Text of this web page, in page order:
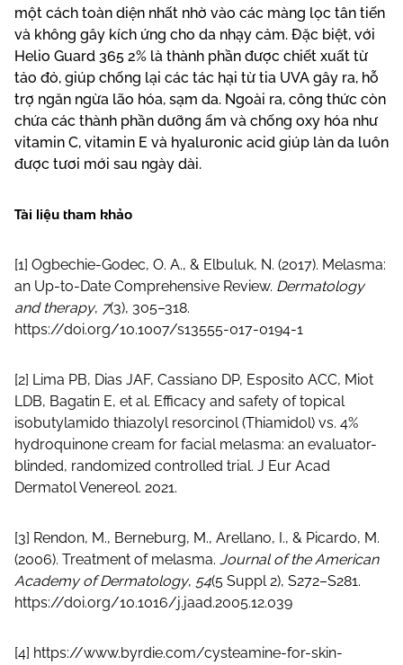
một cách toàn diện nhất nhờ vào các màng lọc tân tiến
và không gây kích ứng cho da nhạy cảm. Đặc biệt, với
Helio Guard 365 2% là thành phần được chiết xuất từ
tảo đỏ, giúp chống lại các tác hại từ tia UVA gây ra, hỗ
trợ ngăn ngừa lão hóa, sạm da. Ngoài ra, công thức còn
chứa các thành phần dưỡng ẩm và chống oxy hóa như
vitamin C, vitamin E và hyaluronic acid giúp làn da luôn
được tươi mới sau ngày dài.
Tài liệu tham khảo
[1] Ogbechie-Godec, O. A., & Elbuluk, N. (2017). Melasma:
an Up-to-Date Comprehensive Review. Dermatology
and therapy, 7(3), 305–318.
https://doi.org/10.1007/s13555-017-0194-1
[2] Lima PB, Dias JAF, Cassiano DP, Esposito ACC, Miot
LDB, Bagatin E, et al. Efficacy and safety of topical
isobutylamido thiazolyl resorcinol (Thiamidol) vs. 4%
hydroquinone cream for facial melasma: an evaluator-
blinded, randomized controlled trial. J Eur Acad
Dermatol Venereol. 2021.
[3] Rendon, M., Berneburg, M., Arellano, I., & Picardo, M.
(2006). Treatment of melasma. Journal of the American
Academy of Dermatology, 54(5 Suppl 2), S272–S281.
https://doi.org/10.1016/j.jaad.2005.12.039
[4] https://www.byrdie.com/cysteamine-for-skin-